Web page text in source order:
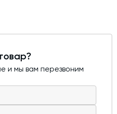
и мы вам перезвоним